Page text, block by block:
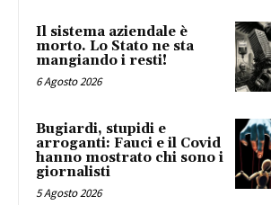
Il sistema aziendale è
morto. Lo Stato ne sta
mangiando i resti!
6 Agosto 2026
Bugiardi, stupidi e
arroganti: Fauci e il Covid
hanno mostrato chi sono i
giornalisti
5 Agosto 2026